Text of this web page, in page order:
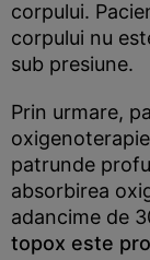
corpului.
corpului nu
sub presiune.
Prin urmare,
patrunde
absorbirea
adancime de
topox este